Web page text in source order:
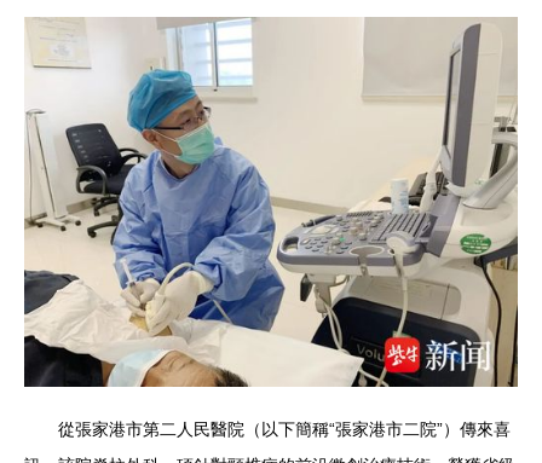
從張家港市第二人民醫院（以下簡稱“張家港市二院”）傳來喜